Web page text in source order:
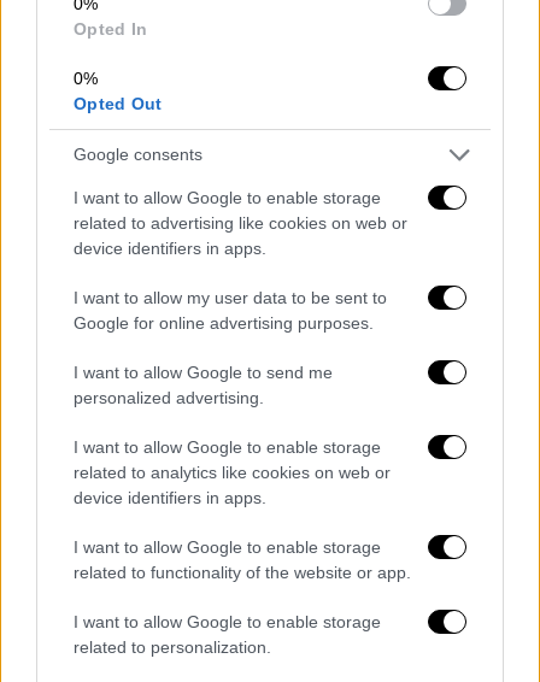
Opted In
0%
Opted Out
Google consents
I want to allow Google to enable storage
related to advertising like cookies on web or
device identifiers in apps.
I want to allow my user data to be sent to
Google for online advertising purposes.
I want to allow Google to send me
personalized advertising.
I want to allow Google to enable storage
related to analytics like cookies on web or
device identifiers in apps.
I want to allow Google to enable storage
related to functionality of the website or app.
I want to allow Google to enable storage
related to personalization.
Δημήτρης Γαλεντέρης, εστίασε στην
υποστελέχωση των ιατροδικαστικών
υπηρεσιών.«Είναι η δεύτερη φορά που
έχουμε το ίδιο μοτίβο. Πρώτα στην υπόθεση
Πισπιρίγκου και τώρα στην υπόθεση
Μουρτζούκου. Οι εκθέσεις; Δυο λαλούν και
δυο χορεύουν», σημείωσε χαρακτηριστικά.
λειτουργία του συστήματος απαιτεί
μακρόχρονη αναδιοργάνωση: «Για να
διορθωθεί αυτό το σύστημα και να πούμε ότι
δουλεύει σωστά,θα πρέπει να περάσουν
εξηγώντας πως η Ελλάδα λειτουργεί με
μόλις δύο παθολογοανατομικά εργαστήρια
Τα αποτελέσματα βγαίνουν μετά από έναν
Αυτό είναι καθοριστικό, τόσο για τη
διερεύνηση όσο και για να θυμάται ο